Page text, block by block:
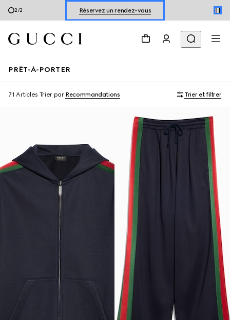
2/2 Réservez un rendez-vous
PRÊT-À-PORTER
71 Articles Trier par Recommandations Trier et filtrer